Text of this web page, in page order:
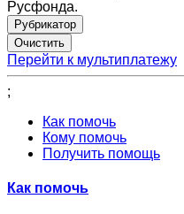
Русфонда.
Рубрикатор
Перейти к мультиплатежу
;
Как помочь
Кому помочь
Получить помощь
Как помочь